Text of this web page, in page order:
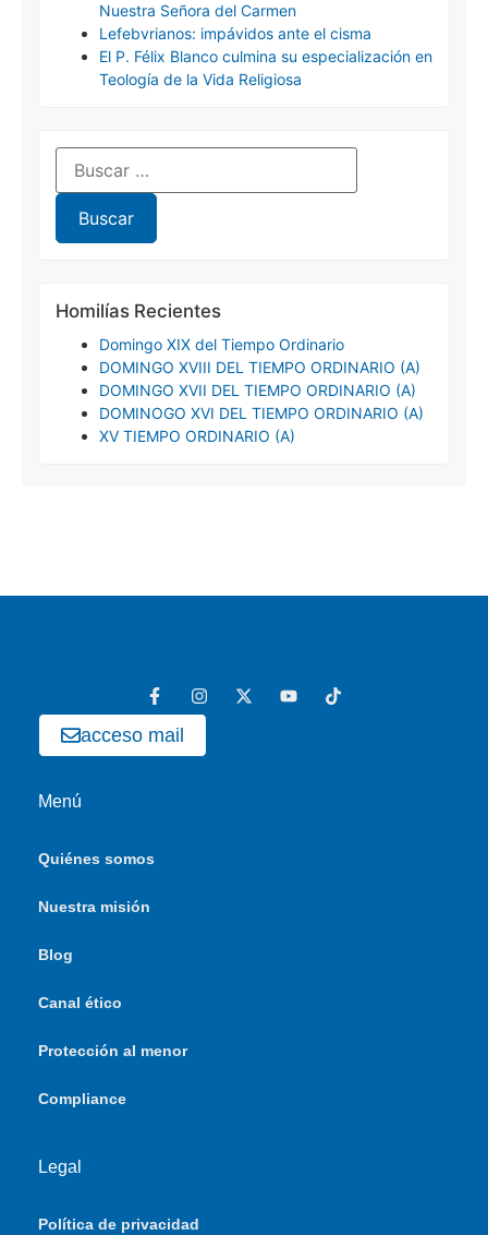
Nuestra Señora del Carmen
Lefebvrianos: impávidos ante el cisma
El P. Félix Blanco culmina su especialización en
Teología de la Vida Religiosa
Homilías Recientes
Domingo XIX del Tiempo Ordinario
DOMINGO XVIII DEL TIEMPO ORDINARIO (A)
DOMINGO XVII DEL TIEMPO ORDINARIO (A)
DOMINOGO XVI DEL TIEMPO ORDINARIO (A)
XV TIEMPO ORDINARIO (A)
acceso mail
Menú
Quiénes somos
Nuestra misión
Blog
Canal ético
Protección al menor
Compliance
Legal
Política de privacidad